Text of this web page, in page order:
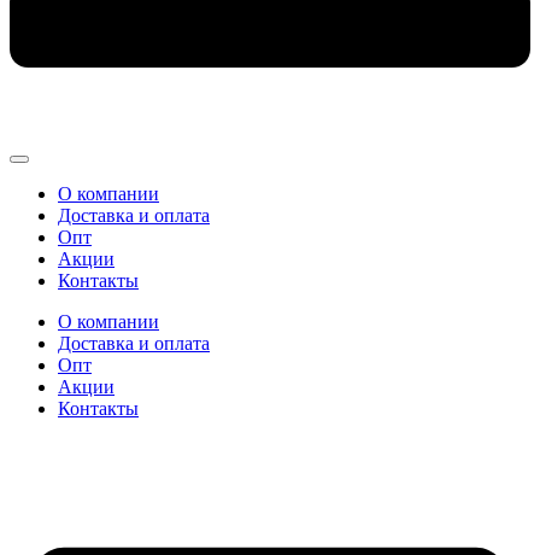
О компании
Доставка и оплата
Опт
Акции
Контакты
О компании
Доставка и оплата
Опт
Акции
Контакты